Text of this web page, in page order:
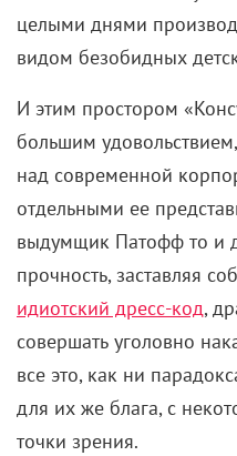
целыми днями
видом безобидных
И этим простором
большим
над современной
отдельными ее
выдумщик Патофф то и
прочность, заставляя
идиотский дресс-код,
совершать уголовно
все это, как ни
для их же блага, с
точки зрения.